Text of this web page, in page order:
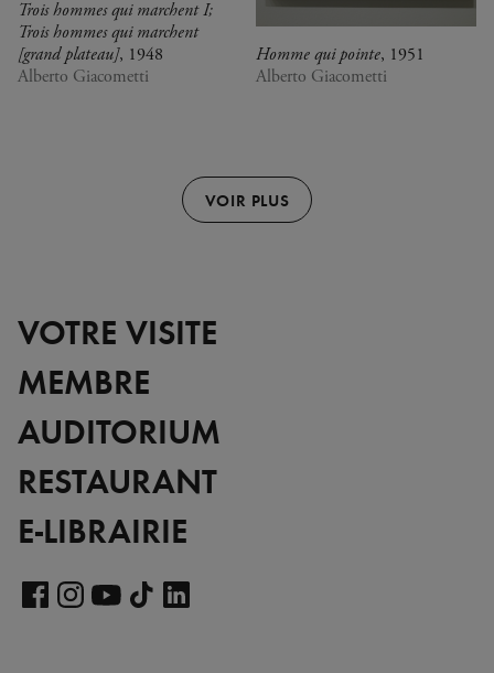
Trois hommes qui marchent I;
Trois hommes qui marchent
[grand plateau], 1948
Alberto Giacometti
Homme qui pointe, 1951
Alberto Giacometti
VOIR PLUS
VOTRE VISITE
MEMBRE
AUDITORIUM
RESTAURANT
E-LIBRAIRIE